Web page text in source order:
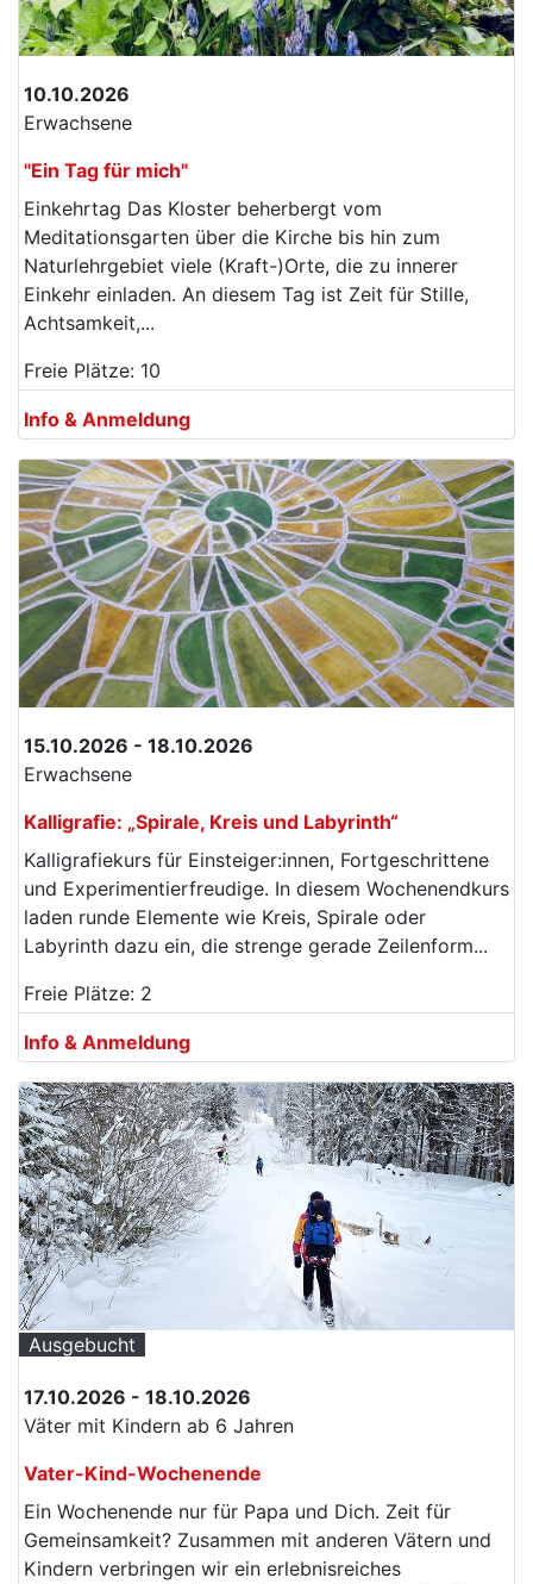
10.10.2026
Erwachsene
"Ein Tag für mich"
Einkehrtag Das Kloster beherbergt vom
Meditationsgarten über die Kirche bis hin zum
Naturlehrgebiet viele (Kraft-)Orte, die zu innerer
Einkehr einladen. An diesem Tag ist Zeit für Stille,
Achtsamkeit,...
Freie Plätze: 10
Info & Anmeldung
15.10.2026 - 18.10.2026
Erwachsene
Kalligrafie: „Spirale, Kreis und Labyrinth“
Kalligrafiekurs für Einsteiger:innen, Fortgeschrittene
und Experimentierfreudige. In diesem Wochenendkurs
laden runde Elemente wie Kreis, Spirale oder
Labyrinth dazu ein, die strenge gerade Zeilenform...
Freie Plätze: 2
Info & Anmeldung
Ausgebucht
17.10.2026 - 18.10.2026
Väter mit Kindern ab 6 Jahren
Vater-Kind-Wochenende
Ein Wochenende nur für Papa und Dich. Zeit für
Gemeinsamkeit? Zusammen mit anderen Vätern und
Kindern verbringen wir ein erlebnisreiches